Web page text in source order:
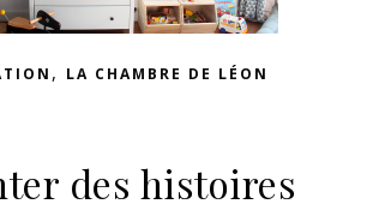
, LA CHAMBRE DE LÉON
des histoires